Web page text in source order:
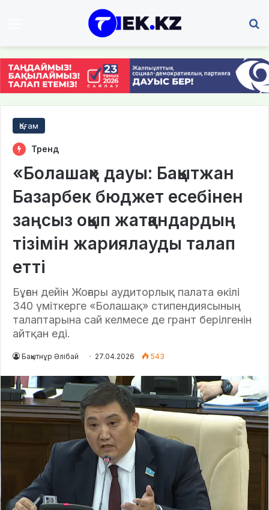
Қоғам
Тренд
«Болашақ» дауы: Бақытжан
Базарбек бюджет есебінен
заңсыз оқып жатқандардың
тізімін жариялауды талап
етті
Бұған дейін Жоғары аудиторлық палата өкілі
340 үміткерге «Болашақ» стипендиясының
талаптарына сай келмесе де грант берілгенін
айтқан еді.
Бақытнұр Әлібай 27.04.2026 543